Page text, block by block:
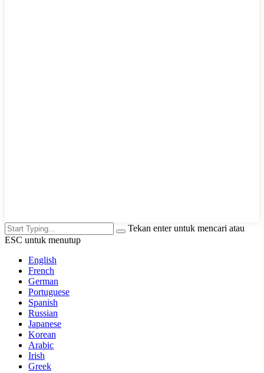
Tekan enter untuk mencari atau
ESC untuk menutup
English
French
German
Portuguese
Spanish
Russian
Japanese
Korean
Arabic
Irish
Greek